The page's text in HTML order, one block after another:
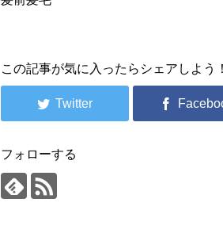
この記事が気に入ったらシェアしよう
フォローする